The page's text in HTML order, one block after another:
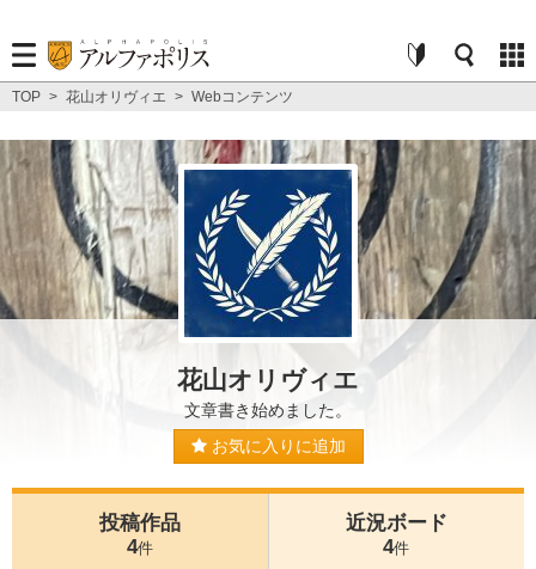
TOP > 花山オリヴィエ > Webコンテンツ
花山オリヴィエ
文章書き始めました。
お気に入りに追加
投稿作品
4件
近況ボード
4件